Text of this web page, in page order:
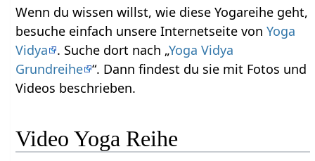
Wenn du wissen willst, wie diese Yogareihe geht,
besuche einfach unsere Internetseite vonYoga
Vidya
. Suche dort nach „Yoga Vidya
Grundreihe “. Dann findest du sie mit Fotos und
Videos beschrieben.
Video Yoga Reihe